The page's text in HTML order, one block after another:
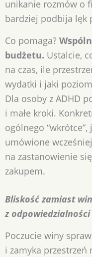
unikanie rozmów o
bardziej podbija lęk
Co pomaga?
budżetu. Ustalcie,
na czas, ile
wydatki i jaki
Dla osoby z ADHD
i małe kroki.
ogólnego
umówione
na zastanowienie
zakupem.
Bliskość zamiast
z odpowiedzialności
Poczucie winy
i zamyka przestrzeń